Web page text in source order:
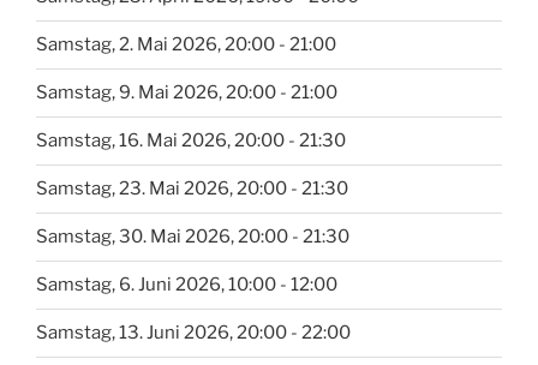
Samstag, 2. Mai 2026, 20:00 - 21:00
Samstag, 9. Mai 2026, 20:00 - 21:00
Samstag, 16. Mai 2026, 20:00 - 21:30
Samstag, 23. Mai 2026, 20:00 - 21:30
Samstag, 30. Mai 2026, 20:00 - 21:30
Samstag, 6. Juni 2026, 10:00 - 12:00
Samstag, 13. Juni 2026, 20:00 - 22:00